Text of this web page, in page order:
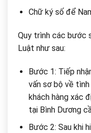
Chữ ký số để
Quy trình các bước
Luật như sau:
Bước 1: Tiếp
vấn sơ bộ về
khách hàng xác
tại Bình Dương
Bước 2: Sau khi